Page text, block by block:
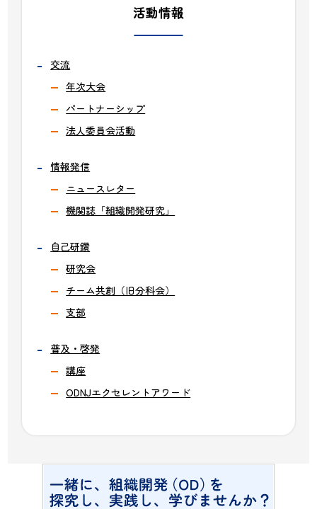
活動情報
交流
年次大会
パートナーシップ
法人委員会活動
情報発信
ニュースレター
機関誌「組織開発研究」
自己研鑽
研究会
チーム共創（旧分科会）
支部
普及・啓発
講座
ODNJエクセレントアワード